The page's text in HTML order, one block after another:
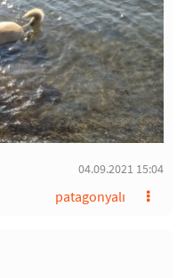
04.09.2021 15:04
patagonyalı